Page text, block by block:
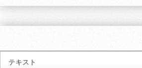
テキスト